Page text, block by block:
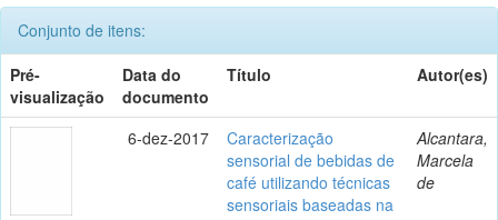
Conjunto de itens:
Pré-
visualização
Data do
documento
Título Autor(es)
6-dez-2017
Caracterização
sensorial de bebidas de
café utilizando técnicas
sensoriais baseadas na
Alcantara,
Marcela
de